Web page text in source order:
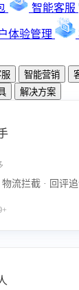
智能客服
体验管理
智能营销
解决方案
售后智能客服 · 智能建单 · 物流